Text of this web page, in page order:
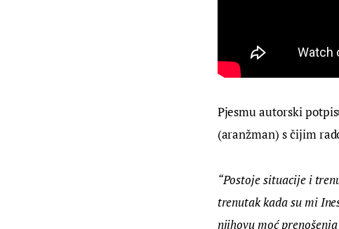
Pjesmu autorski
(aranžman) s čijim
“Postoje situacije i
trenutak kada su mi
njihovu moć